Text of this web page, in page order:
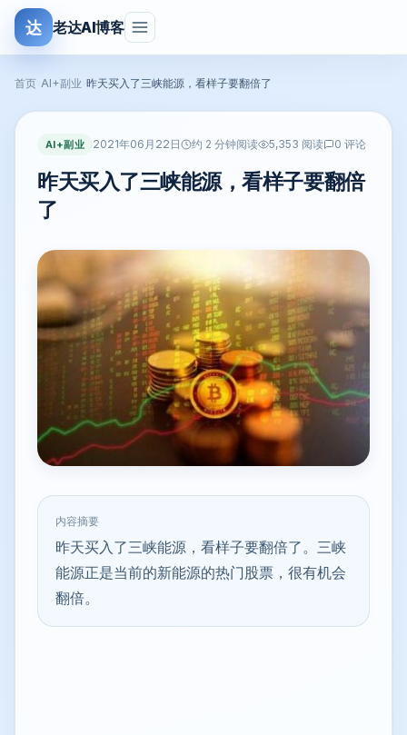
达 老达AI博客
首页 AI+副业 昨天买入了三峡能源，看样子要翻倍了
AI+副业 2021年06月22日 约 2 分钟阅读 5,353 阅读 0 评论
昨天买入了三峡能源，看样子要翻倍
了
内容摘要
昨天买入了三峡能源，看样子要翻倍了。三峡
能源正是当前的新能源的热门股票，很有机会
翻倍。